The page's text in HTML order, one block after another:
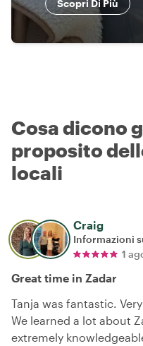
Scopri Di Più
Cosa dicono
proposito
locali
Craig
Informazioni
1
Great time in Zadar
Tanja was fantastic.
We learned a lot about
extremely